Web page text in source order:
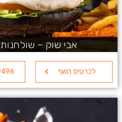
אבי שוק –
לכרטיס השף